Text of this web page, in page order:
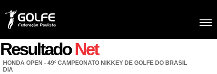
ResultadoNet
HONDA OPEN - 49º CAMPEONATO NIKKEY DE GOLFE DO BRASIL
DIA